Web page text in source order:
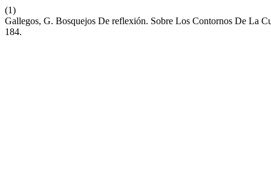
(1)
Gallegos, G. Bosquejos De reflexión. Sobre Los Contornos De La
184.